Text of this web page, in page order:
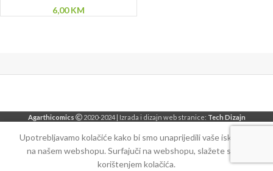
6,00KM
Agarthicomics 2020-2024 | Izrada i dizajn web stranice: Tech Dizajn
Upotrebljavamo kolačiće kako bi smo unaprijedili vaše iskustvo
na našem webshopu. Surfajuči na webshopu, slažete se sa
korištenjem kolačića.